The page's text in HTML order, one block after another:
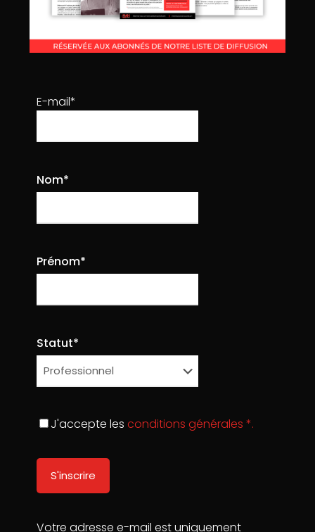
Sed vitae tellus aliquet, varius arcu sed, egestas
0
E-mail*
Nom*
Prénom*
Statut*
J'accepte lesconditions générales *.
Votre adresse e-mail est uniquement